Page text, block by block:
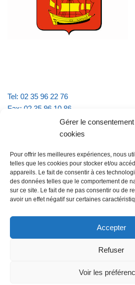
Gérer le
cookies
Pour offrir les meilleures expériences, nous
telles que les cookies pour stocker et/ou
appareils. Le fait de consentir à ces
des données telles que le comportement de
sur ce site. Le fait de ne pas consentir ou de
avoir un effet négatif sur certaines
Accepter
Refuser
Voir les
Tel: 02 35 96 22 76
Fax: 02 35 96 10 86
Email :
lundi et jeudi de 9h à 11h30
mardi et vendredi de 16h à 18h30
@Vatteville-la-rue mentions